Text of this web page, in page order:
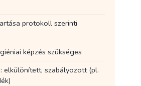
protokoll szerinti
képzés szükséges
elkülönített, szabályozott (pl.